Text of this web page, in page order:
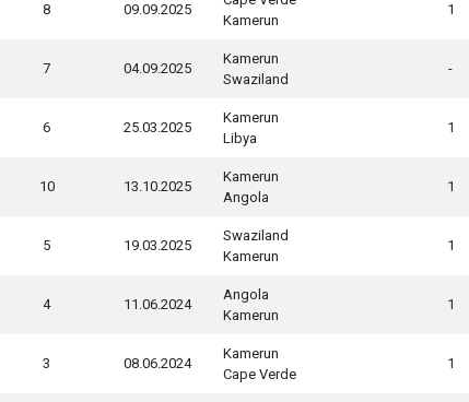
8 09.09.2025
Kamerun
1
7 04.09.2025
Kamerun
Swaziland
-
6 25.03.2025
Kamerun
Libya
1
10 13.10.2025
Kamerun
Angola
1
5 19.03.2025
Swaziland
Kamerun
1
4 11.06.2024
Angola
Kamerun
1
3 08.06.2024
Kamerun
Cape Verde
1